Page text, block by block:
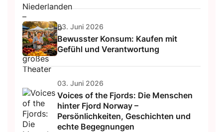
03. Juni 2026
Bewusster Konsum: Kaufen mit
Gefühl und Verantwortung
03. Juni 2026
Voices of the Fjords: Die Menschen
hinter Fjord Norway –
Persönlichkeiten, Geschichten und
echte Begegnungen